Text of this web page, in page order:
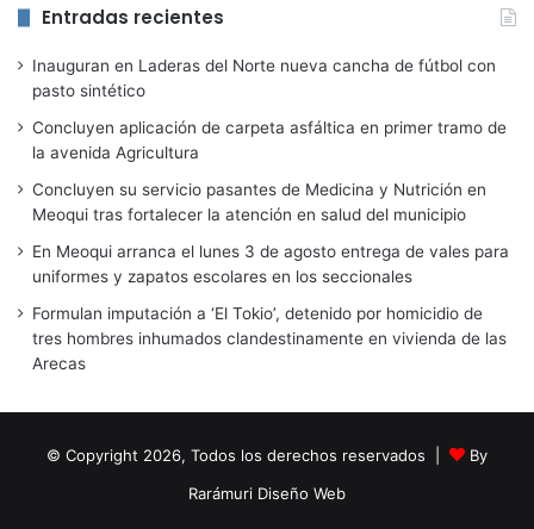
Entradas recientes
Inauguran en Laderas del Norte nueva cancha de fútbol con
pasto sintético
Concluyen aplicación de carpeta asfáltica en primer tramo de
la avenida Agricultura
Concluyen su servicio pasantes de Medicina y Nutrición en
Meoqui tras fortalecer la atención en salud del municipio
En Meoqui arranca el lunes 3 de agosto entrega de vales para
uniformes y zapatos escolares en los seccionales
Formulan imputación a ‘El Tokio’, detenido por homicidio de
tres hombres inhumados clandestinamente en vivienda de las
Arecas
© Copyright 2026, Todos los derechos reservados |
By
Rarámuri Diseño Web